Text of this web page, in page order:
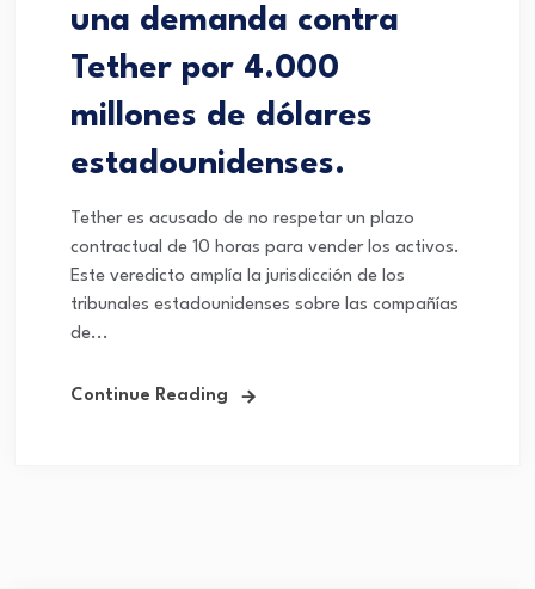
una demanda contra
Tether por 4.000
millones de dólares
estadounidenses.
Tether es acusado de no respetar un plazo
contractual de 10 horas para vender los activos.
Este veredicto amplía la jurisdicción de los
tribunales estadounidenses sobre las compañías
de...
Continue Reading